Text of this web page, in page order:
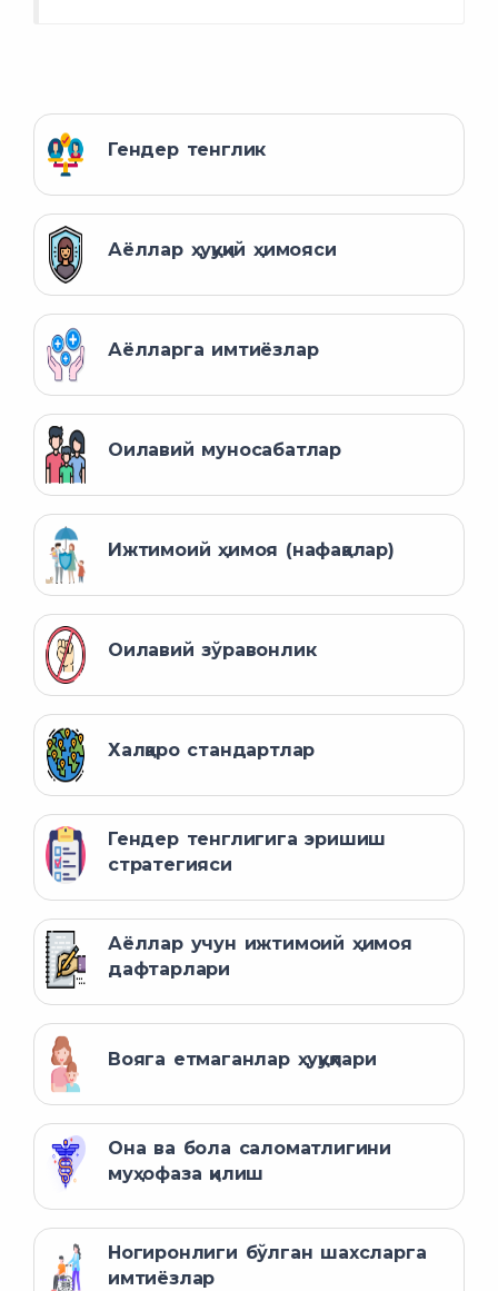
Гендер тенглик
Аёллар ҳуқуқий ҳимояси
Аёлларга имтиёзлар
Оилавий муносабатлар
Ижтимоий ҳимоя (нафақалар)
Оилавий зўравонлик
Халқаро стандартлар
Гендер тенглигига эришиш
стратегияси
Аёллар учун ижтимоий ҳимоя
дафтарлари
Вояга етмаганлар ҳуқуқлари
Она ва бола саломатлигини
муҳофаза қилиш
Ногиронлиги бўлган шахсларга
имтиёзлар